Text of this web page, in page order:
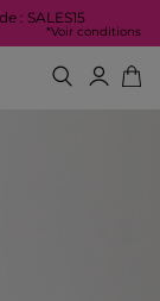
: SALES15
*Voir conditions